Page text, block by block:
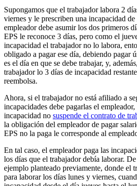
Supongamos que el trabajador labora 2
viernes y le prescriben una incapacidad
empleador debe asumir los dos primeros
EPS le reconoce 3 días, pero como el
incapacidad el trabajador no lo labora,
obligado a pagar ese día, debiendo pagar
es el día en que se debe trabajar, y,
trabajador lo 3 días de incapacidad
reembolsa.
Ahora, si el trabajador no está afiliado a
incapacidades debe pagarlas el
incapacidad no suspende el contrato de
la obligación del empleador de pagar
EPS no la paga le corresponde al
En tal caso, el empleador paga las
los días que el trabajador debía laborar.
ejemplo planteado previamente, donde el
para laborar los días lunes y viernes,